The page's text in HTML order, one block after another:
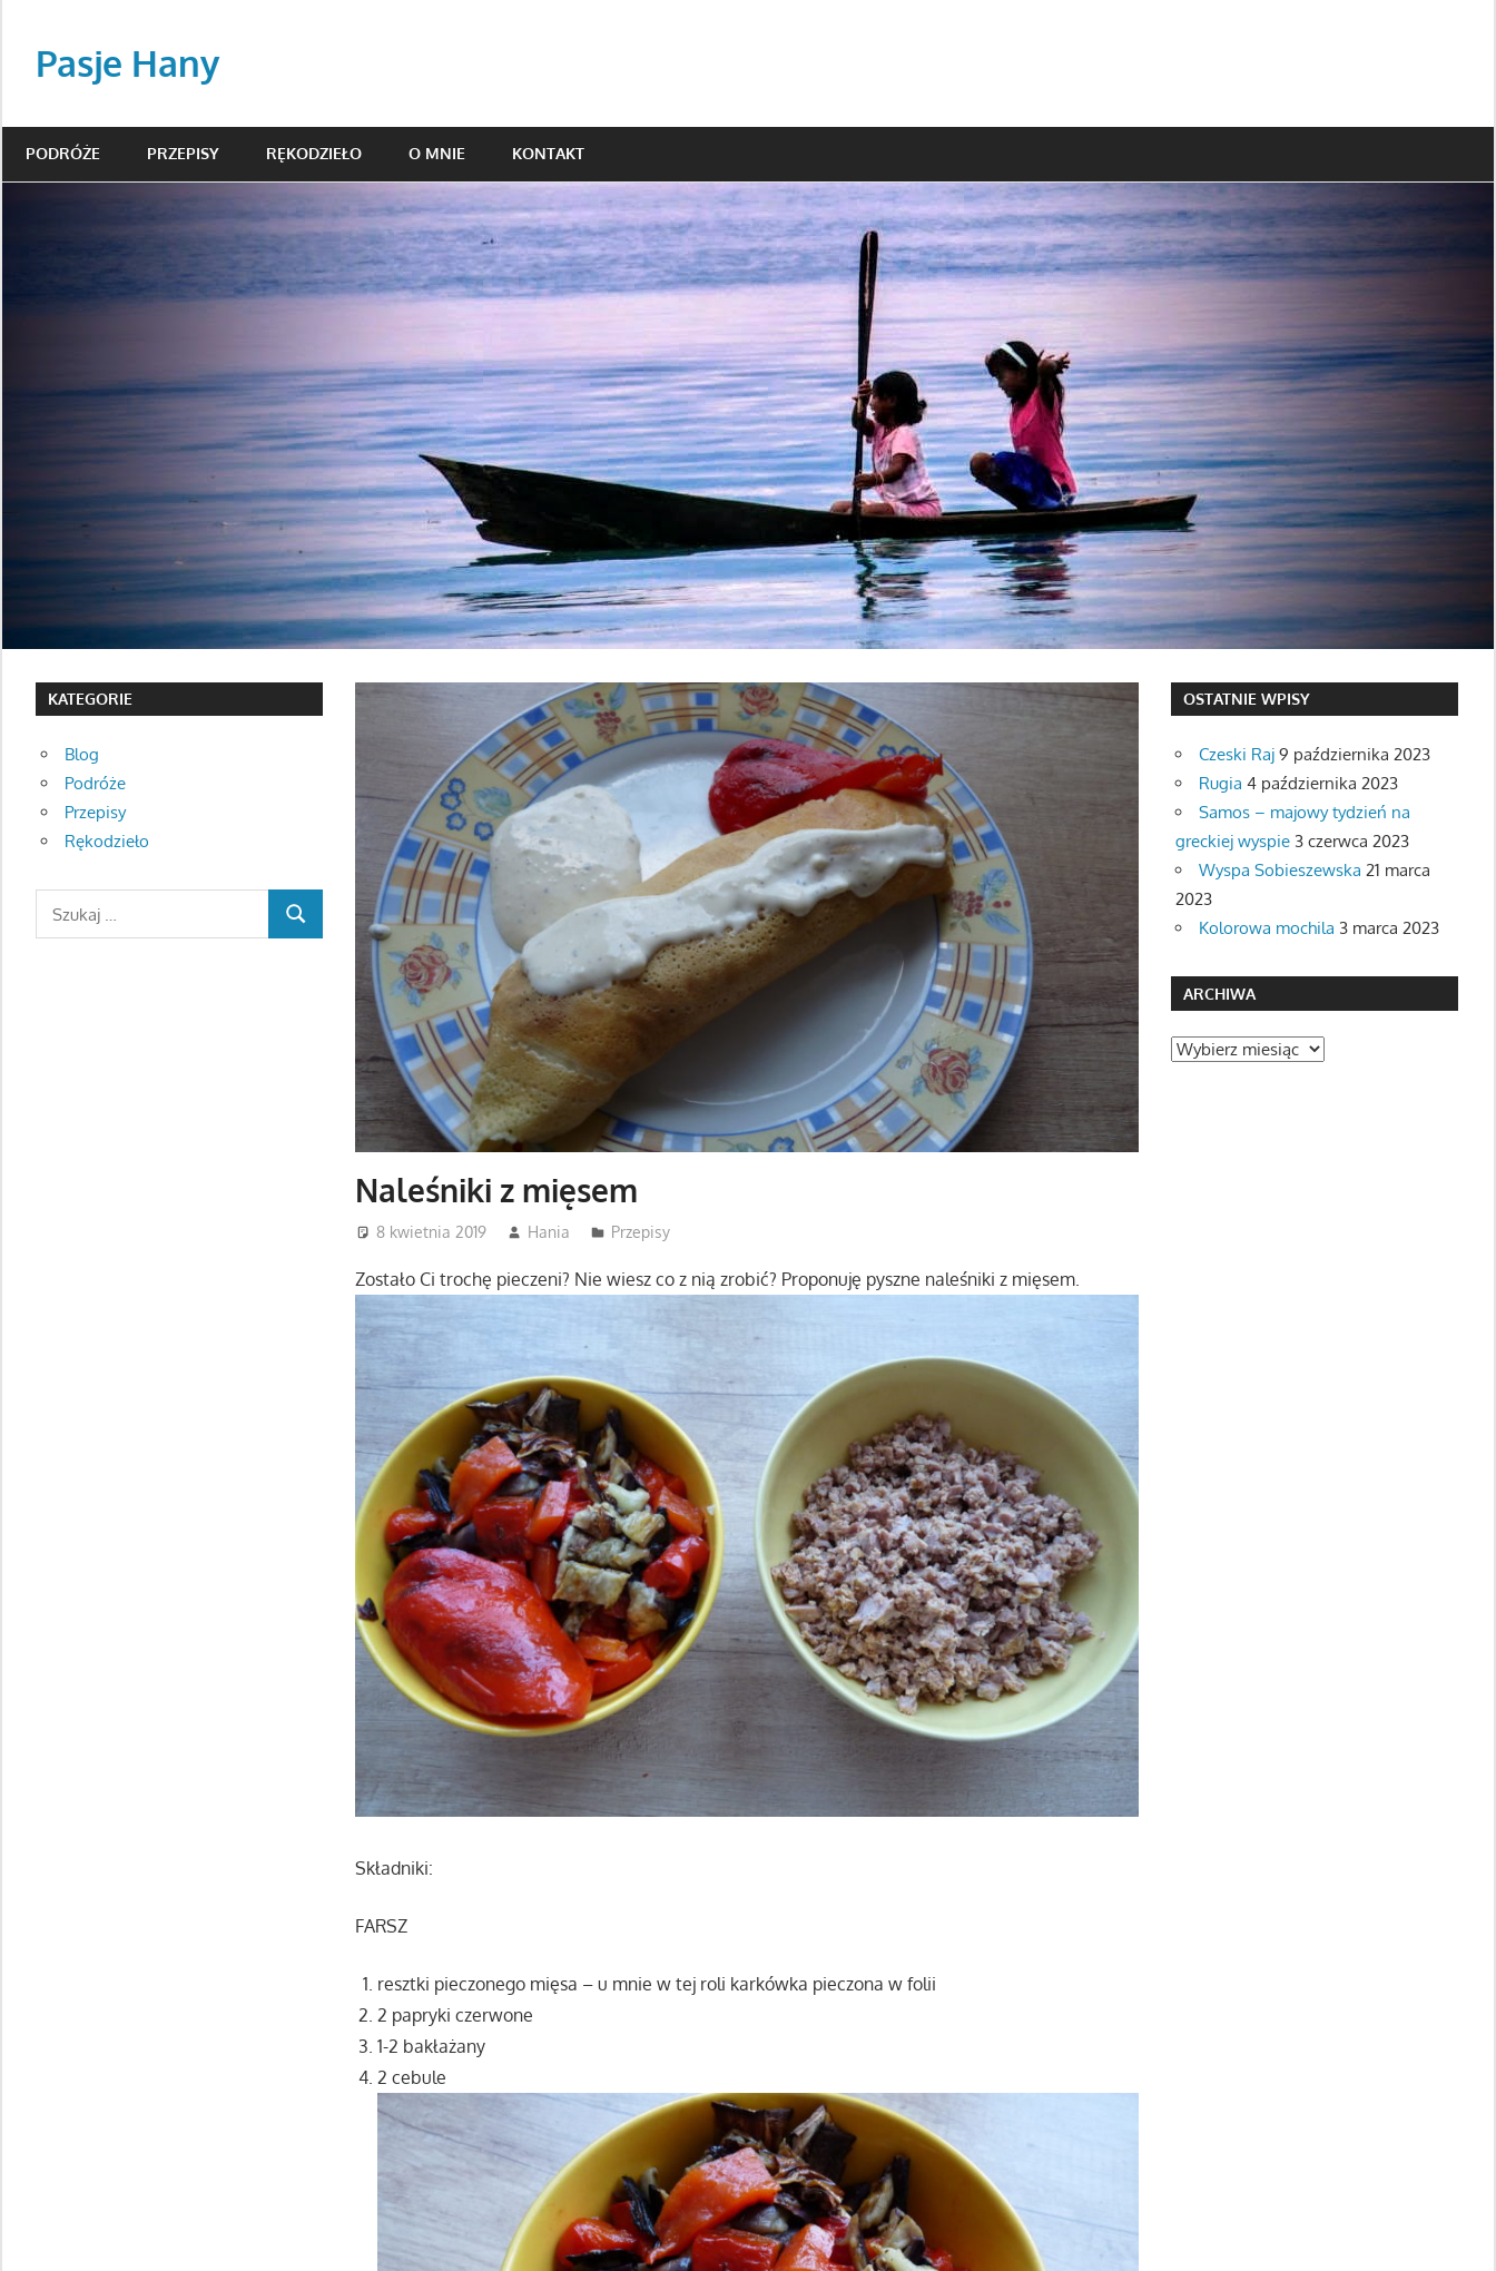
contentPasje Hany
przepisy
PODRÓŻE PRZEPISY RĘKODZIEŁO O MNIE KONTAKT
Naleśniki z mięsem
8 kwietnia 2019 Hania Przepisy
Zostało Ci trochę pieczeni? Nie wiesz co z nią zrobić? Proponuję pyszne naleśniki z mięsem.
Składniki:
FARSZ
resztki pieczonego mięsa – u mnie w tej roli karkówka pieczona w folii
2 papryki czerwone
1-2 bakłażany
2 cebule
KATEGORIE
Blog
Podróże
Przepisy
Rękodzieło
SEARCH
OSTATNIE WPISY
Czeski Raj 9 października 2023
Rugia 4 października 2023
Samos – majowy tydzień na
greckiej wyspie 3 czerwca 2023
Wyspa Sobieszewska 21 marca
2023
Kolorowa mochila 3 marca 2023
ARCHIWA
Archiwa